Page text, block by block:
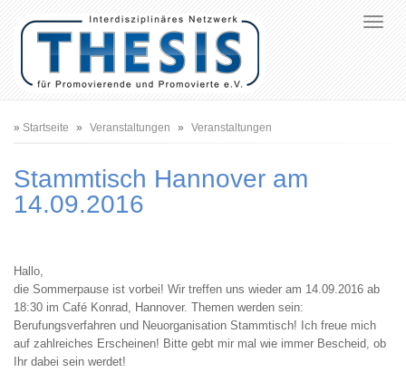
Pfadnavigation
Startseite Veranstaltungen Veranstaltungen
Stammtisch Hannover am
14.09.2016
Hallo,
die Sommerpause ist vorbei! Wir treffen uns wieder am 14.09.2016 ab
18:30 im Café Konrad, Hannover. Themen werden sein:
Berufungsverfahren und Neuorganisation Stammtisch! Ich freue mich
auf zahlreiches Erscheinen! Bitte gebt mir mal wie immer Bescheid, ob
Ihr dabei sein werdet!